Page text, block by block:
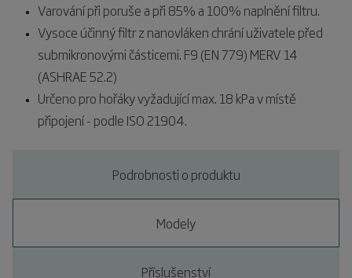
Varování při poruše a při 85% a 100% naplnění filtru.
Vysoce účinný filtr z nanovláken chrání uživatele před
submikronovými částicemi. F9 (EN 779) MERV 14
(ASHRAE 52.2)
Určeno pro hořáky vyžadující max. 18 kPa v místě
připojení - podle ISO 21904.
Podrobnosti o produktu
Modely
Příslušenství